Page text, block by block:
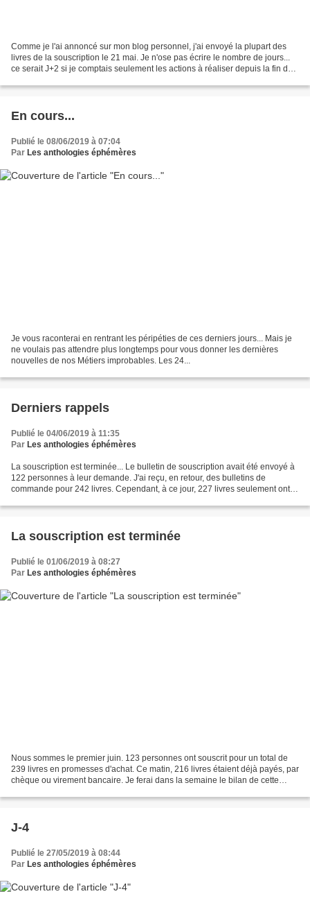
Comme je l'ai annoncé sur mon blog personnel, j'ai envoyé la plupart des
livres de la souscription le 21 mai. Je n'ose pas écrire le nombre de jours...
ce serait J+2 si je comptais seulement les actions à réaliser depuis la fin de
En cours...
Publié le 08/06/2019 à 07:04
Par Les anthologies éphémères
Je vous raconterai en rentrant les péripéties de ces derniers jours... Mais je
ne voulais pas attendre plus longtemps pour vous donner les dernières
nouvelles de nos Métiers improbables. Les 24...
Derniers rappels
Publié le 04/06/2019 à 11:35
Par Les anthologies éphémères
La souscription est terminée... Le bulletin de souscription avait été envoyé à
122 personnes à leur demande. J'ai reçu, en retour, des bulletins de
commande pour 242 livres. Cependant, à ce jour, 227 livres seulement ont
La souscription est terminée
Publié le 01/06/2019 à 08:27
Par Les anthologies éphémères
Nous sommes le premier juin. 123 personnes ont souscrit pour un total de
239 livres en promesses d'achat. Ce matin, 216 livres étaient déjà payés, par
chèque ou virement bancaire. Je ferai dans la semaine le bilan de cette
J-4
Publié le 27/05/2019 à 08:44
Par Les anthologies éphémères